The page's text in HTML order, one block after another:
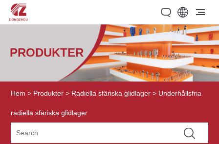
PRODUKTER
Hem > Produkter > Radiella sfäriska glidlager > Underhållsfria
radiella sfäriska glidlager